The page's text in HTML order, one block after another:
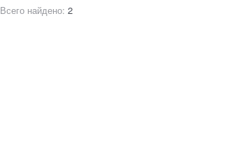
Всего найдено: 2